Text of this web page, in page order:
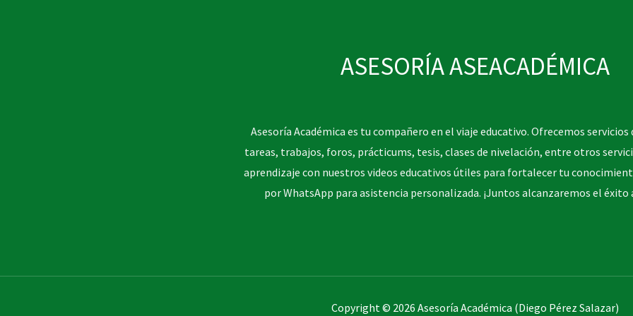
ASESORÍA ASEACADÉMICA
Asesoría Académica es tu compañero en el viaje educativo. Ofrecemos servicios
tareas, trabajos, foros, prácticums, tesis, clases de nivelación, entre otros
aprendizaje con nuestros videos educativos útiles para fortalecer tu
por WhatsApp para asistencia personalizada. ¡Juntos alcanzaremos el éxito
Copyright © 2026 Asesoría Académica (Diego Pérez Salazar)